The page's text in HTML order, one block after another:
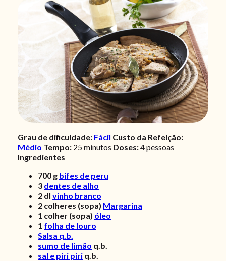
Grau de dificuldade: Fácil Custo da Refeição:
Médio Tempo: 25 minutos Doses:4 pessoas
Ingredientes
700 g bifes de peru
3 dentes de alho
2 dl vinho branco
2 colheres (sopa) Margarina
1 colher (sopa) óleo
1 folha de louro
Salsa q.b.
sumo de limão q.b.
sal e piri piri q.b.